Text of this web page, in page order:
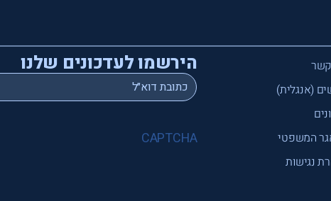
(אנגלית)
המשפטי
נגישות
הירשמו לעדכונים שלנו
Email
*
CAPTCHA